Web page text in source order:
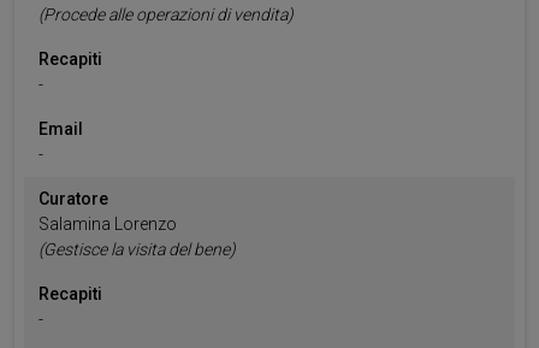
(Procede alle operazioni di vendita)
Recapiti
-
Email
-
Curatore
Salamina Lorenzo
(Gestisce la visita del bene)
Recapiti
-